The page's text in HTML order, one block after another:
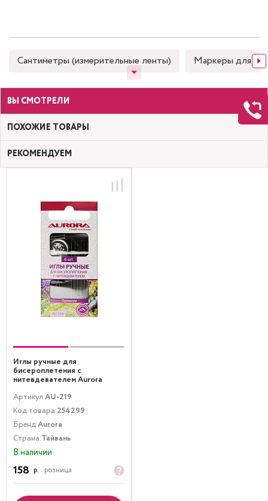
Сантиметры (измерительные ленты) Маркеры для
ВЫ СМОТРЕЛИ
ПОХОЖИЕ ТОВАРЫ
РЕКОМЕНДУЕМ
Иглы ручные для
бисероплетения с
нитевдевателем Aurora
Артикул:AU-219
Код товара:254299
Бренд:Aurora
Страна:Тайвань
В наличии
158 р. розница